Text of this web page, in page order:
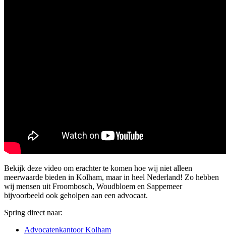
Bekijk deze video om erachter te komen hoe wij niet alleen
meerwaarde bieden in Kolham, maar in heel Nederland! Zo hebben
wij mensen uit Froombosch, Woudbloem en Sappemeer
bijvoorbeeld ook geholpen aan een advocaat.
Spring direct naar:
Advocatenkantoor Kolham